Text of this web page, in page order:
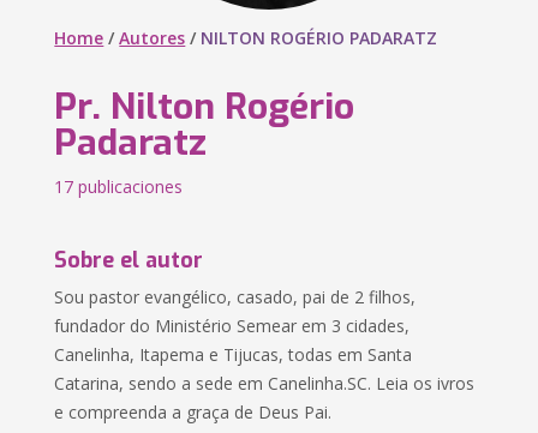
Home /Autores / NILTON ROGÉRIO PADARATZ
Pr. Nilton Rogério
Padaratz
17 publicaciones
Sobre el autor
Sou pastor evangélico, casado, pai de 2 filhos,
fundador do Ministério Semear em 3 cidades,
Canelinha, Itapema e Tijucas, todas em Santa
Catarina, sendo a sede em Canelinha.SC. Leia os ivros
e compreenda a graça de Deus Pai.